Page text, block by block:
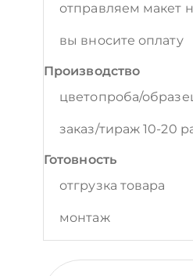
отправляем макет
вы вносите оплату
Производство
цветопроба/
заказ/тираж 10-20
Готовность
отгрузка товара
монтаж